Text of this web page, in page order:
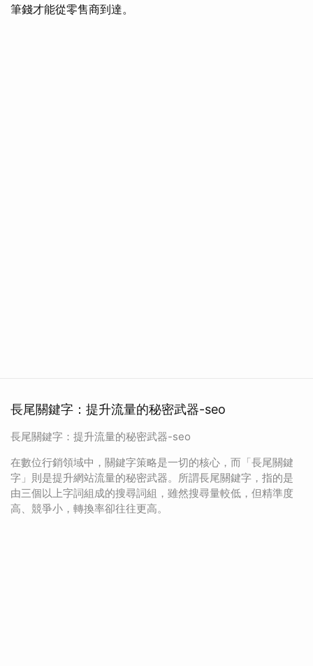
筆錢才能從零售商到達。
長尾關鍵字：提升流量的秘密武器-seo
長尾關鍵字：提升流量的秘密武器-seo
在數位行銷領域中，關鍵字策略是一切的核心，而「長尾關鍵
字」則是提升網站流量的秘密武器。所謂長尾關鍵字，指的是
由三個以上字詞組成的搜尋詞組，雖然搜尋量較低，但精準度
高、競爭小，轉換率卻往往更高。